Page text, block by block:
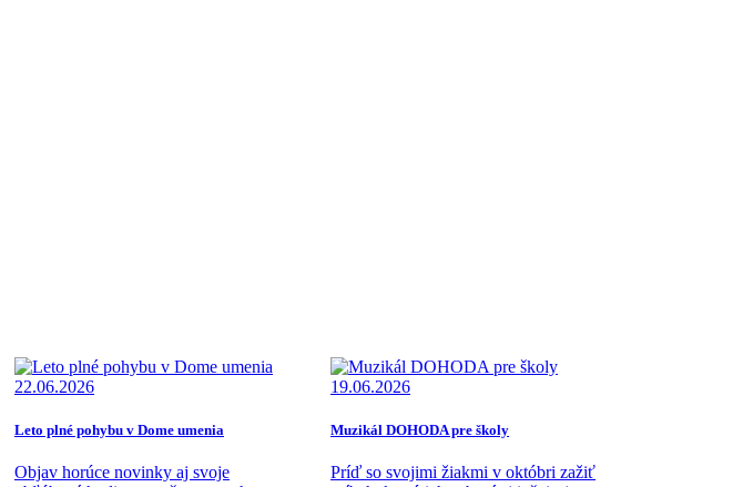
22.06.2026
Leto plné pohybu v Dome umenia
Objav horúce novinky aj svoje
19.06.2026
Muzikál DOHODA pre školy
Príď so svojimi žiakmi v októbri zažiť